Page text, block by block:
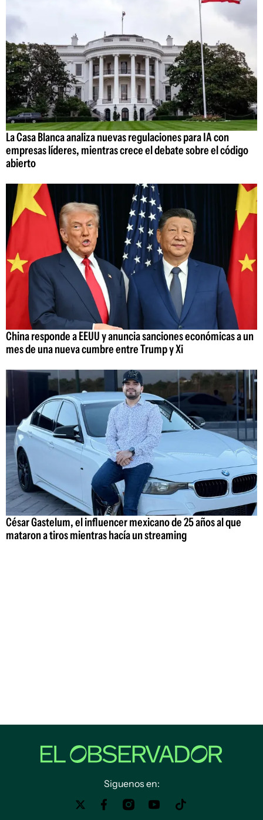
La Casa Blanca analiza nuevas regulaciones para IA con
empresas líderes, mientras crece el debate sobre el código
abierto
China responde a EEUU y anuncia sanciones económicas a un
mes de una nueva cumbre entre Trump y Xi
César Gastelum, el influencer mexicano de 25 años al que
mataron a tiros mientras hacía un streaming
Siguenos en: